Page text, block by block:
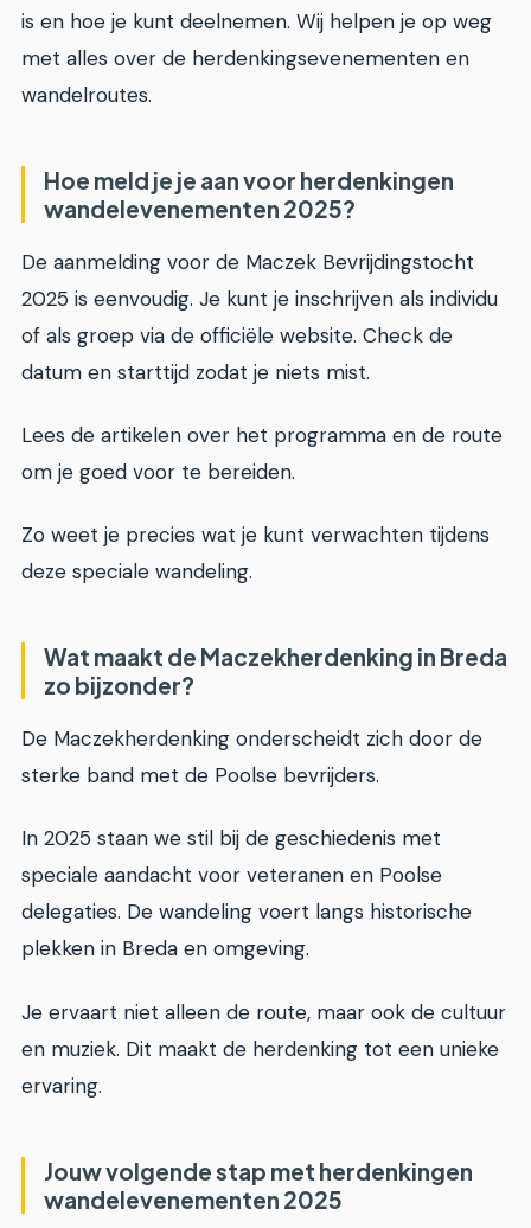
is en hoe je kunt deelnemen. Wij helpen je op weg
met alles over de herdenkingsevenementen en
wandelroutes.
Hoe meld je je aan voor herdenkingen
wandelevenementen 2025?
De aanmelding voor de Maczek Bevrijdingstocht
2025 is eenvoudig. Je kunt je inschrijven als individu
of als groep via de officiële website. Check de
datum en starttijd zodat je niets mist.
Lees de artikelen over het programma en de route
om je goed voor te bereiden.
Zo weet je precies wat je kunt verwachten tijdens
deze speciale wandeling.
Wat maakt de Maczekherdenking in Breda
zo bijzonder?
De Maczekherdenking onderscheidt zich door de
sterke band met de Poolse bevrijders.
In 2025 staan we stil bij de geschiedenis met
speciale aandacht voor veteranen en Poolse
delegaties. De wandeling voert langs historische
plekken in Breda en omgeving.
Je ervaart niet alleen de route, maar ook de cultuur
en muziek. Dit maakt de herdenking tot een unieke
ervaring.
Jouw volgende stap met herdenkingen
wandelevenementen 2025